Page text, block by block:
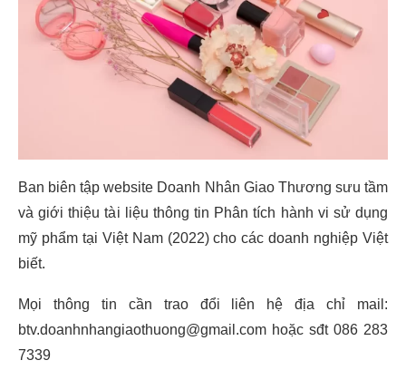
Ban biên tập website Doanh Nhân Giao Thương sưu tầm
và giới thiệu tài liệu thông tin Phân tích hành vi sử dụng
mỹ phẩm tại Việt Nam (2022) cho các doanh nghiệp Việt
biết.
Mọi thông tin cần trao đổi liên hệ địa chỉ mail:
btv.doanhnhangiaothuong@gmail.com hoặc sđt 086 283
7339